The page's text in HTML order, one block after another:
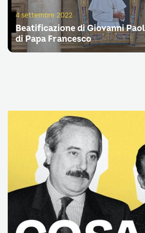
4 settembre 2022
Beatificazione di Giovanni
di Papa Francesco